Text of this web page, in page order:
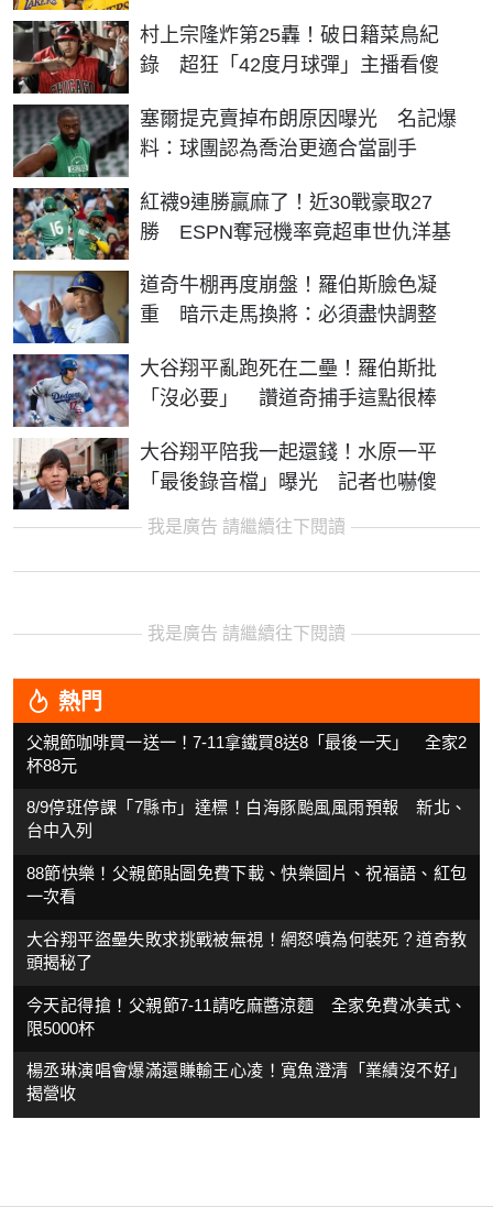
村上宗隆炸第25轟！破日籍菜鳥紀
錄 超狂「42度月球彈」主播看傻
塞爾提克賣掉布朗原因曝光 名記爆
料：球團認為喬治更適合當副手
紅襪9連勝贏麻了！近30戰豪取27
勝 ESPN奪冠機率竟超車世仇洋基
道奇牛棚再度崩盤！羅伯斯臉色凝
重 暗示走馬換將：必須盡快調整
大谷翔平亂跑死在二壘！羅伯斯批
「沒必要」 讚道奇捕手這點很棒
大谷翔平陪我一起還錢！水原一平
「最後錄音檔」曝光 記者也嚇傻
我是廣告 請繼續往下閱讀
我是廣告 請繼續往下閱讀
熱門
父親節咖啡買一送一！7-11拿鐵買8送8「最後一天」 全家2
杯88元
8/9停班停課「7縣市」達標！白海豚颱風風雨預報 新北、
台中入列
88節快樂！父親節貼圖免費下載、快樂圖片、祝福語、紅包
一次看
大谷翔平盜壘失敗求挑戰被無視！網怒噴為何裝死？道奇教
頭揭秘了
今天記得搶！父親節7-11請吃麻醬涼麵 全家免費冰美式、
限5000杯
楊丞琳演唱會爆滿還賺輸王心凌！寬魚澄清「業績沒不好」
揭營收